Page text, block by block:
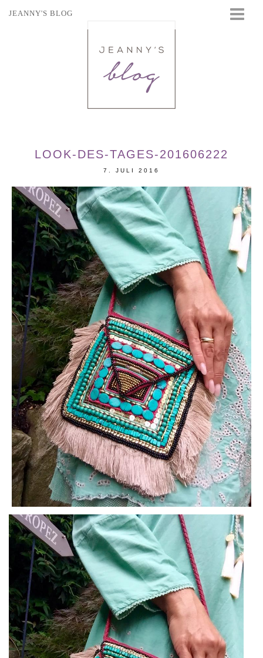
JEANNY'S BLOG
LOOK-DES-TAGES-201606222
7. JULI 2016